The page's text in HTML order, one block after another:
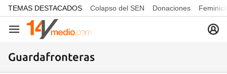
common.go-to-content
TEMAS DESTACADOS Colapso del SEN Donaciones
Navegación
Guardafronteras